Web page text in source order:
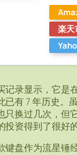
楽天
记录显示，它是
已有 7 年历史。
只换过几次，但
资得到了很好的
键盘作为流星锤